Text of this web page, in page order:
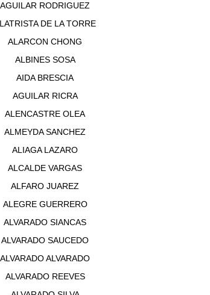
AGUILAR RODRIGUEZ
DE LA TORRE
ALARCON CHONG
ALBINES SOSA
AIDA BRESCIA
AGUILAR RICRA
ALENCASTRE OLEA
ALMEYDA SANCHEZ
ALIAGA LAZARO
ALCALDE VARGAS
ALFARO JUAREZ
ALEGRE GUERRERO
ALVARADO SIANCAS
ALVARADO SAUCEDO
ALVARADO ALVARADO
ALVARADO REEVES